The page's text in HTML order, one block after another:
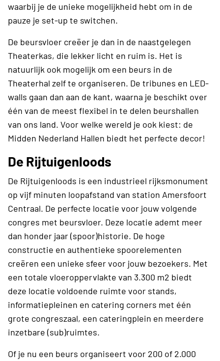
waarbij je de unieke mogelijkheid hebt om in de
pauze je set-up te switchen.
De beursvloer creëer je dan in de naastgelegen
Theaterkas, die lekker licht en ruim is. Het is
natuurlijk ook mogelijk om een beurs in de
Theaterhal zelf te organiseren. De tribu­nes en LED-
walls gaan dan aan de kant, waarna je beschikt over
één van de meest flexibel in te delen beurshallen
van ons land. Voor welke wereld je ook kiest: de
Midden Nederland Hallen biedt het perfecte decor!
De Rijtuigenloods
De Rijtuigenloods is een industrieel rijksmonument
op vijf minuten loopafstand van station Amersfoort
Centraal. De perfecte locatie voor jouw volgende
congres met beursvloer. Deze locatie ademt meer
dan honder jaar (spoor)historie. De hoge
constructie en authentieke spoorelementen
creëren een unieke sfeer voor jouw bezoekers. Met
een totale vloer­oppervlakte van 3.300 m2 biedt
deze locatie voldoende ruimte voor stands,
informatiepleinen en catering corners met één
grote congreszaal, een cateringplein en meerdere
inzetbare (sub)ruimtes.
Of je nu een beurs organiseert voor 200 of 2.000